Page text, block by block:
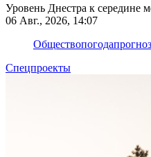
Уровень Днестра к середине
06 Авг., 2026, 14:07
Обществопогодапрогноз
Спецпроекты